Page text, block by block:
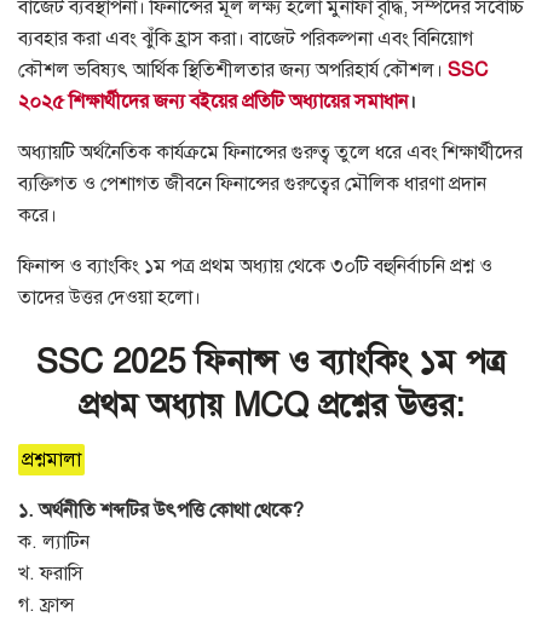
বাজেট ব্যবস্থাপনা। ফিনান্সের মূল লক্ষ্য হলো মুনাফা বৃদ্ধি, সম্পদের সর্বোচ্চ
ব্যবহার করা এবং ঝুঁকি হ্রাস করা। বাজেট পরিকল্পনা এবং বিনিয়োগ
কৌশল ভবিষ্যৎ আর্থিক স্থিতিশীলতার জন্য অপরিহার্য কৌশল। SSC
২০২৫ শিক্ষার্থীদের জন্য বইয়ের প্রতিটি অধ্যায়ের সমাধান।
অধ্যায়টি অর্থনৈতিক কার্যক্রমে ফিনান্সের গুরুত্ব তুলে ধরে এবং শিক্ষার্থীদের
ব্যক্তিগত ও পেশাগত জীবনে ফিনান্সের গুরুত্বের মৌলিক ধারণা প্রদান
করে।
ফিনান্স ও ব্যাংকিং ১ম পত্র প্রথম অধ্যায় থেকে ৩০টি বহুনির্বাচনি প্রশ্ন ও
তাদের উত্তর দেওয়া হলো।
SSC 2025 ফিনান্স ও ব্যাংকিং ১ম পত্র
প্রথম অধ্যায় MCQ প্রশ্নের উত্তর:
প্রশ্নমালা
১. অর্থনীতি শব্দটির উৎপত্তি কোথা থেকে?
ক. ল্যাটিন
খ. ফরাসি
গ. ফ্রান্স